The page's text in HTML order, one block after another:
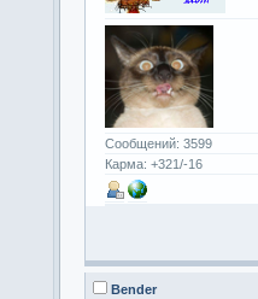
Сообщений: 3599
Карма: +321/-16
Bender